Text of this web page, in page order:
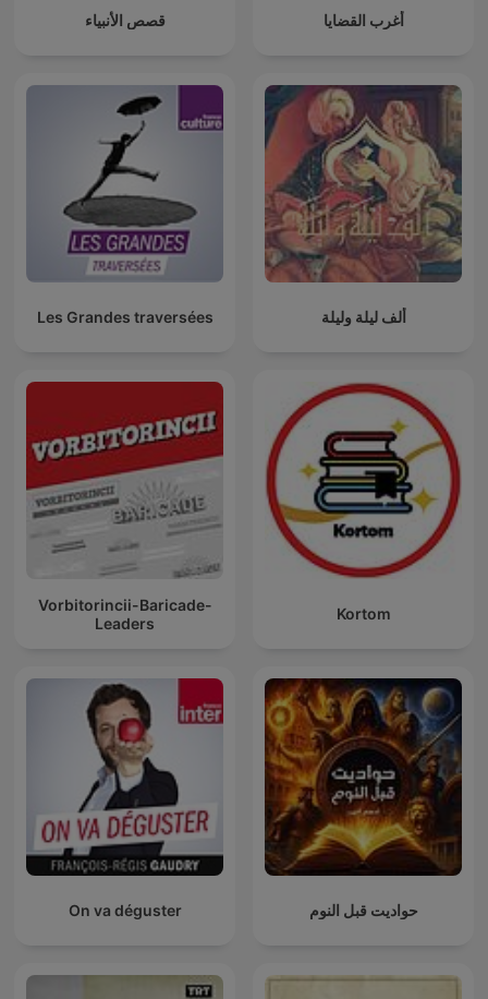
قصص الأنبياء أغرب القضايا
Les Grandes traversées ألف ليلة وليلة
Vorbitorincii-Baricade-
Leaders
Kortom
On va déguster حواديت قبل النوم